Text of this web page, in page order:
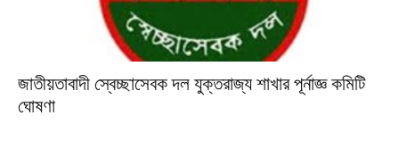
জাতীয়তাবাদী স্বেচ্ছাসেবক দল যুক্তরাজ্য শাখার পূর্নাজ্ঞ কমিটি
ঘোষণা